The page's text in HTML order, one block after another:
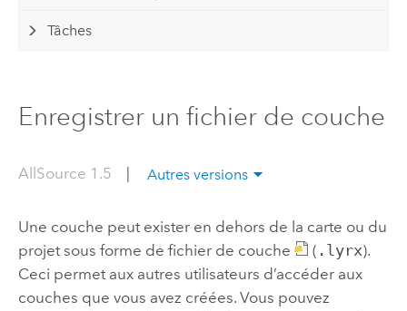
Tâches
Enregistrer un fichier de couche
AllSource 1.5 Autres versions
Une couche peut exister en dehors de la carte ou du
projet sous forme de fichier de couche
( .lyrx).
Ceci permet aux autres utilisateurs d’accéder aux
couches que vous avez créées. Vous pouvez